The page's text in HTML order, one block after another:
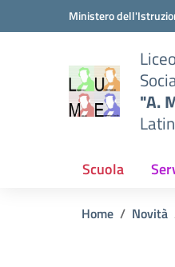
Vai ai contenuti
Vai al menu di navigazione
Ministero
"A.
Scuola
Home Novità